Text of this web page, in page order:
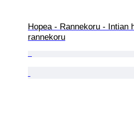
Hopea - Rannekoru - Intian
rannekoru